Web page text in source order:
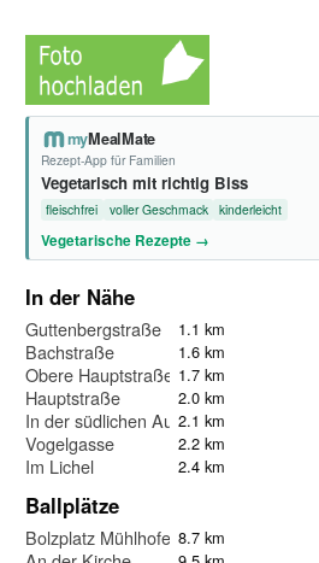
myMealMate
Rezept-App für Familien
Vegetarisch mit richtig Biss
fleischfrei voller Geschmack kinderleicht
Vegetarische Rezepte →
In der Nähe
Guttenbergstraße 1.1 km
Bachstraße 1.6 km
Obere Hauptstraße 1.7 km
Hauptstraße 2.0 km
In der südlichen Au 2.1 km
Vogelgasse 2.2 km
Im Lichel 2.4 km
Ballplätze
Bolzplatz Mühlhofen8.7 km